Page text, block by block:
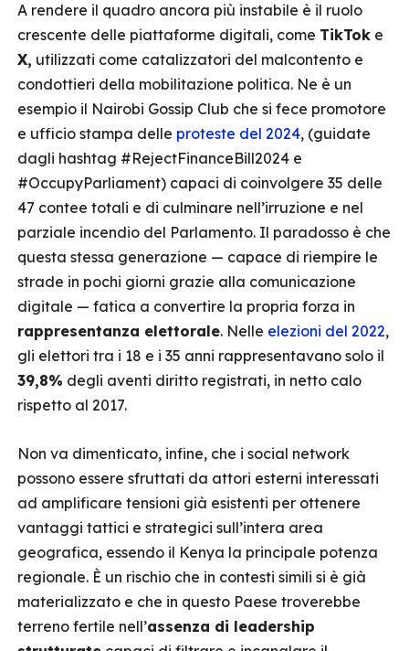
A rendere il quadro ancora più instabile è il ruolo
crescente delle piattaforme digitali, come TikTok e
X, utilizzati come catalizzatori del malcontento e
condottieri della mobilitazione politica. Ne è un
esempio il Nairobi Gossip Club che si fece promotore
e ufficio stampa delle proteste del 2024, (guidate
dagli hashtag #RejectFinanceBill2024 e
#OccupyParliament) capaci di coinvolgere 35 delle
47 contee totali e di culminare nell’irruzione e nel
parziale incendio del Parlamento. Il paradosso è che
questa stessa generazione — capace di riempire le
strade in pochi giorni grazie alla comunicazione
digitale — fatica a convertire la propria forza in
rappresentanza elettorale. Nelle elezioni del 2022,
gli elettori tra i 18 e i 35 anni rappresentavano solo il
39,8% degli aventi diritto registrati, in netto calo
rispetto al 2017.
Non va dimenticato, infine, che i social network
possono essere sfruttati da attori esterni interessati
ad amplificare tensioni già esistenti per ottenere
vantaggi tattici e strategici sull’intera area
geografica, essendo il Kenya la principale potenza
regionale. È un rischio che in contesti simili si è già
materializzato e che in questo Paese troverebbe
terreno fertile nell’assenza di leadership